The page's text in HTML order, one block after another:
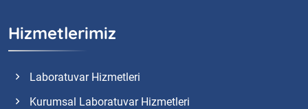
Hizmetlerimiz
Laboratuvar Hizmetleri
Kurumsal Laboratuvar Hizmetleri